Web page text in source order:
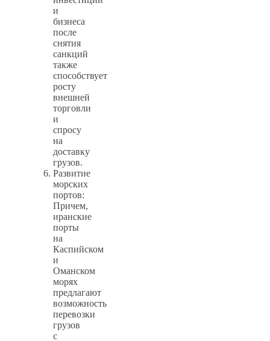
и
бизнеса
после
снятия
санкций
также
способствует
росту
внешней
торговли
и
спросу
на
доставку
грузов.
Развитие
морских
портов:
Причем,
иранские
порты
на
Каспийском
и
Оманском
морях
предлагают
возможность
перевозки
грузов
с